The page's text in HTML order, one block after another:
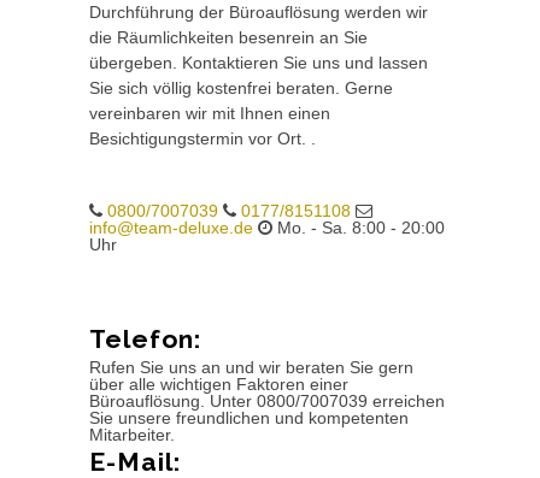
Durchführung der Büroauflösung werden wir
die Räumlichkeiten besenrein an Sie
übergeben. Kontaktieren Sie uns und lassen
Sie sich völlig kostenfrei beraten. Gerne
vereinbaren wir mit Ihnen einen
Besichtigungstermin vor Ort. .
0800/7007039
0177/8151108
info@team-deluxe.de
Mo. - Sa. 8:00 - 20:00
Uhr
Telefon:
Rufen Sie uns an und wir beraten Sie gern
über alle wichtigen Faktoren einer
Büroauflösung. Unter 0800/7007039 erreichen
Sie unsere freundlichen und kompetenten
Mitarbeiter.
E-Mail: